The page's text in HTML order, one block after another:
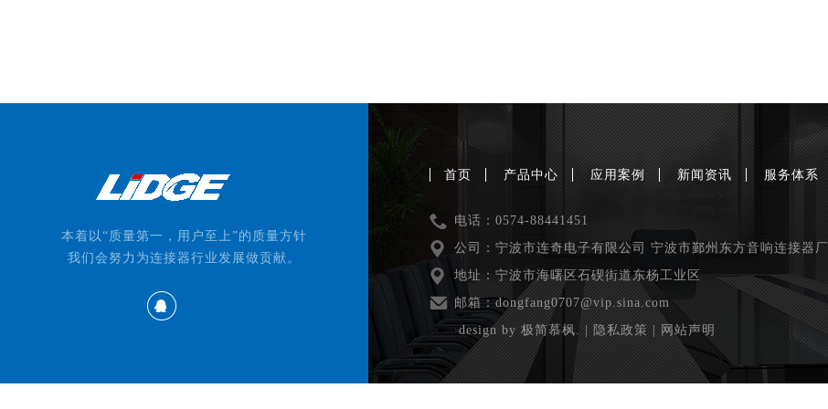
本着以“质量第一，用户至上”的质量方针
我们会努力为连接器行业发展做贡献。
首页 产品中心 应用案例 新闻资讯 服务体系
电话：0574-88441451
公司：宁波市连奇电子有限公司 宁波市鄞州东方音响连接器厂
地址：宁波市海曙区石碶街道东杨工业区
邮箱：dongfang0707@vip.sina.com
design by 极简慕枫.
隐私政策 | 网站声明